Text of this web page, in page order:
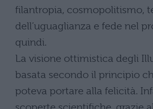
filantropia, cosmopolitismo,
dell’uguaglianza e fede nel
quindi.
La visione ottimistica degli
basata secondo il principio
poteva portare alla felicità.